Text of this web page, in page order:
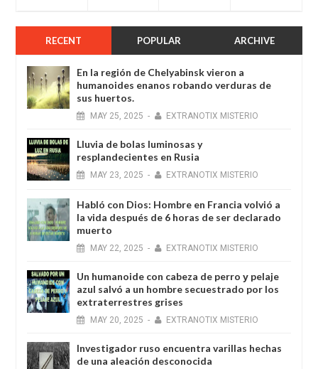
RECENT POPULAR ARCHIVE
En la región de Chelyabinsk vieron a
humanoides enanos robando verduras de
sus huertos.
MAY 25, 2025 - EXTRANOTIX MISTERIO
Lluvia de bolas luminosas y
resplandecientes en Rusia
MAY 23, 2025 - EXTRANOTIX MISTERIO
Habló con Dios: Hombre en Francia volvió a
la vida después de 6 horas de ser declarado
muerto
MAY 22, 2025 - EXTRANOTIX MISTERIO
Un humanoide con cabeza de perro у pelaje
azul salvó a un hombre secuestrado por los
extraterrestres grises
MAY 20, 2025 - EXTRANOTIX MISTERIO
Investigador ruso encuentra varillas hechas
de una aleación desconocida